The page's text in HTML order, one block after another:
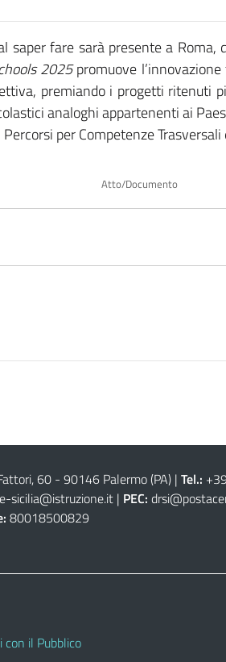
saper fare sarà presente a
2025promuove
premiando i progetti ritenuti
analoghi appartenenti ai
per Competenze Trasversali
Atto/Documento
60 - 90146 Palermo (PA)| Tel.:
sicilia@istruzione.it| PEC:
80018500829
con il Pubblico